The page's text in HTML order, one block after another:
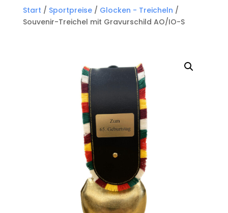
Start / Sportpreise/ Glocken - Treicheln /
Souvenir-Treichel mit Gravurschild AO/IO-S